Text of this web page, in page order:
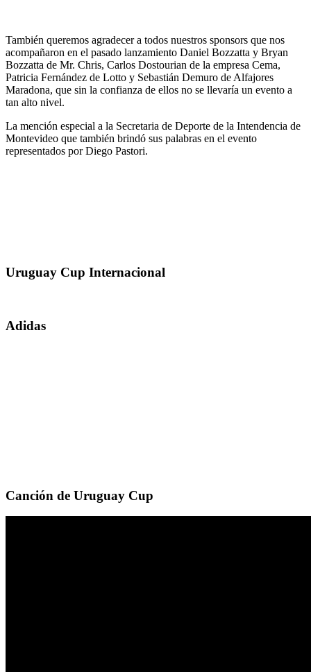
También queremos agradecer a todos nuestros sponsors que nos
acompañaron en el pasado lanzamiento Daniel Bozzatta y Bryan
Bozzatta de Mr. Chris, Carlos Dostourian de la empresa Cema,
Patricia Fernández de Lotto y Sebastián Demuro de Alfajores
Maradona, que sin la confianza de ellos no se llevaría un evento a
tan alto nivel.
La mención especial a la Secretaria de Deporte de la Intendencia de
Montevideo que también brindó sus palabras en el evento
representados por Diego Pastori.
Uruguay Cup Internacional
Adidas
Canción de Uruguay Cup